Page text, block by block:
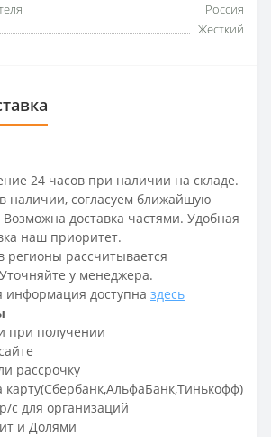
Россия
Жесткий
24 часов при наличии на складе.
наличии, согласуем ближайшую
доставка частями. Удобная
наш приоритет.
регионы рассчитывается
у менеджера.
информация доступна здесь
при получении
рассрочку
карту(Сбербанк,АльфаБанк,Тинькофф)
c для организаций
и Долями